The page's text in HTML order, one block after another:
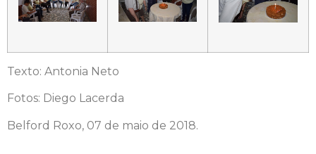
Texto: Antonia Neto
Fotos: Diego Lacerda
Belford Roxo, 07 de maio de 2018.